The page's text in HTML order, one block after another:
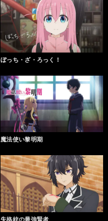
ぼっち・ざ・ろっく！
魔法使い黎明期
失格紋の最強賢者